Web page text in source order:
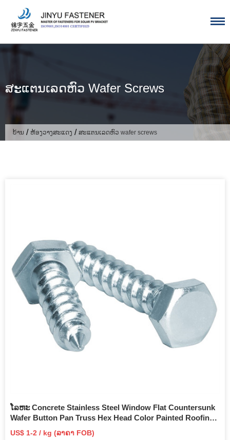
ຫາ
ເນື້ອຫາ
ສະແຕນເລດຫົວ Wafer Screws
ບ້ານ / ຫ້ອງວາງສະແດງ / ສະແຕນເລດຫົວ wafer screws
ໂລຫະ Concrete Stainless Steel Window Flat Countersunk
Wafer Button Pan Truss Hex Head Color Painted Roofing
Drill Tail Self Drilling Screw with EPDM Washer
US$ 1-2 / kg (ລາຄາ FOB)